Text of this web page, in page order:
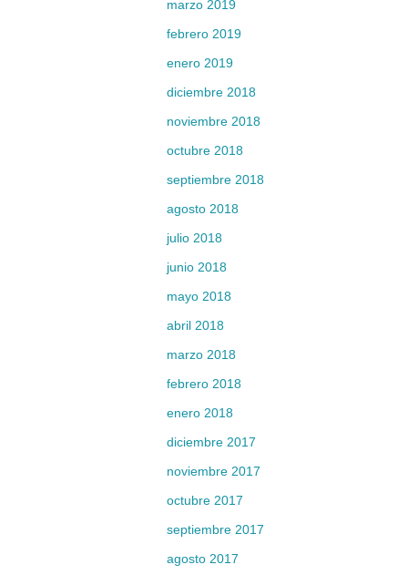
marzo 2019
febrero 2019
enero 2019
diciembre 2018
noviembre 2018
octubre 2018
septiembre 2018
agosto 2018
julio 2018
junio 2018
mayo 2018
abril 2018
marzo 2018
febrero 2018
enero 2018
diciembre 2017
noviembre 2017
octubre 2017
septiembre 2017
agosto 2017